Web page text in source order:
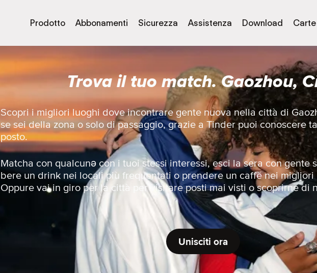
Prodotto Abbonamenti Sicurezza Assistenza Download
Trova il tuo match. Gaozhou,
Scopri i migliori luoghi dove incontrare gente nuova nella città di
se sei della zona o solo di passaggio, grazie a Tinder puoi conoscere
posto.
Matcha con qualcunə con i tuoi stessi interessi, esci la sera con gente
bere un drink nei locali più frequentati o prendere un caffè nei
Oppure vai in giro per la città per visitare posti mai visti o scoprirne di
Unisciti ora